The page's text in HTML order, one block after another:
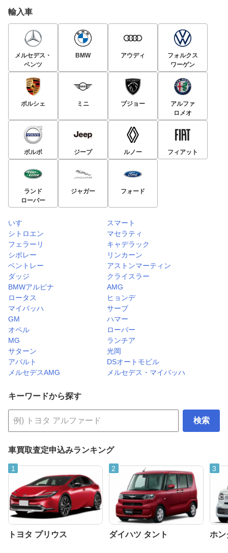
輸入車
メルセデス・
ベンツ
BMW アウディ
フォルクス
ワーゲン
ポルシェ ミニ プジョー
アルファ
ロメオ
ボルボ ジープ ルノー フィアット
ランド
ローバー
ジャガー フォード
いすゞ
スマート
シトロエン
マセラティ
フェラーリ
キャデラック
シボレー
リンカーン
ベントレー
アストンマーティン
ダッジ
クライスラー
BMWアルピナ
AMG
ロータス
ヒョンデ
マイバッハ
サーブ
GM
ハマー
オペル
ローバー
MG
ランチア
サターン
光岡
アバルト
DSオートモビル
メルセデスAMG
メルセデス・マイバッハ
キーワードから探す
検索
車買取査定申込みランキング
トヨタ プリウス ダイハツ タント ホン